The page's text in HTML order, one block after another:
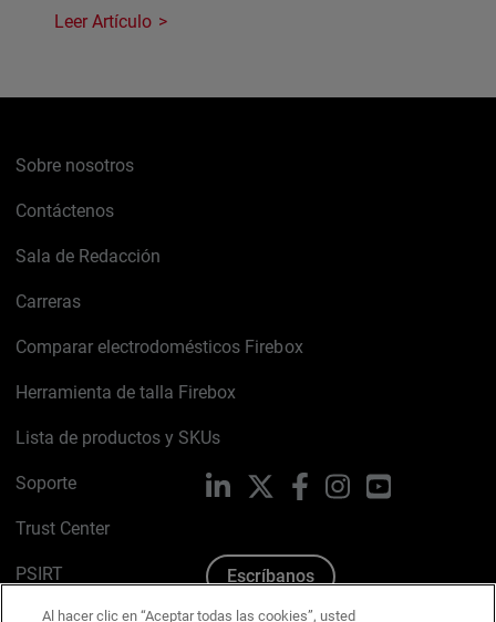
Leer Artículo
Sobre nosotros
Contáctenos
Sala de Redacción
Carreras
Comparar electrodomésticos Firebox
Herramienta de talla Firebox
Lista de productos y SKUs
Soporte
Trust Center
PSIRT
LinkedIn FacebookInstagramYouTube
Escríbanos
Al hacer clic en “Aceptar todas las cookies”, usted